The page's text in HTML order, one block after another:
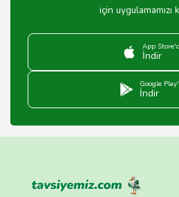
için uygulamamızı
App
İndir
Google
İndir